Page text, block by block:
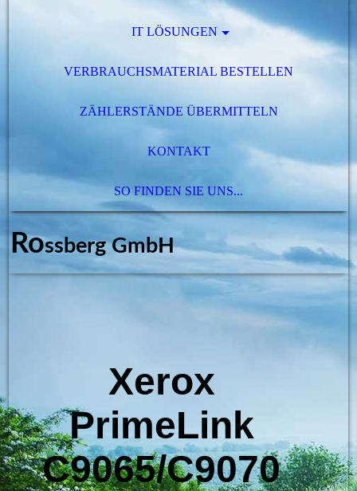
IT LÖSUNGEN
VERBRAUCHSMATERIAL BESTELLEN
ZÄHLERSTÄNDE ÜBERMITTELN
KONTAKT
SO FINDEN SIE UNS...
Rossberg GmbH
Xerox
PrimeLink
C9065/C9070